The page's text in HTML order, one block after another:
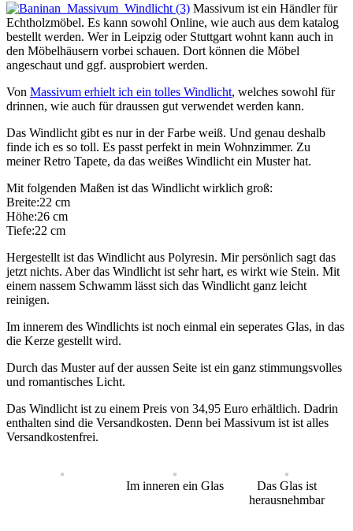
Massivum ist ein Händler für
Echtholzmöbel. Es kann sowohl Online, wie auch aus dem katalog
bestellt werden. Wer in Leipzig oder Stuttgart wohnt kann auch in
den Möbelhäusern vorbei schauen. Dort können die Möbel
angeschaut und ggf. ausprobiert werden.
Von Massivum erhielt ich ein tolles Windlicht, welches sowohl für
drinnen, wie auch für draussen gut verwendet werden kann.
Das Windlicht gibt es nur in der Farbe weiß. Und genau deshalb
finde ich es so toll. Es passt perfekt in mein Wohnzimmer. Zu
meiner Retro Tapete, da das weißes Windlicht ein Muster hat.
Mit folgenden Maßen ist das Windlicht wirklich groß:
Breite:22 cm
Höhe:26 cm
Tiefe:22 cm
Hergestellt ist das Windlicht aus Polyresin. Mir persönlich sagt das
jetzt nichts. Aber das Windlicht ist sehr hart, es wirkt wie Stein. Mit
einem nassem Schwamm lässt sich das Windlicht ganz leicht
reinigen.
Im innerem des Windlichts ist noch einmal ein seperates Glas, in das
die Kerze gestellt wird.
Durch das Muster auf der aussen Seite ist ein ganz stimmungsvolles
und romantisches Licht.
Das Windlicht ist zu einem Preis von 34,95 Euro erhältlich. Dadrin
enthalten sind die Versandkosten. Denn bei Massivum ist ist alles
Versandkostenfrei.
Im inneren ein Glas
Das Glas ist
herausnehmbar